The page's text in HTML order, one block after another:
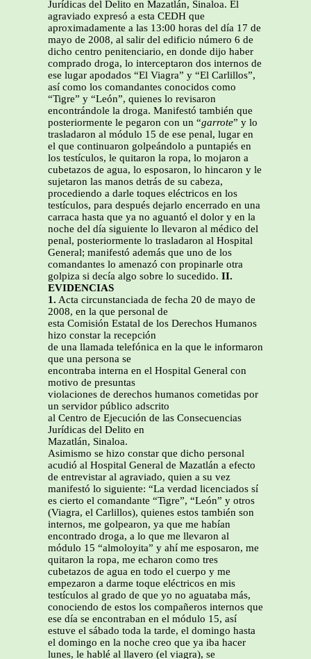
Jurídicas del Delito en Mazatlán, Sinaloa. El
agraviado expresó a esta CEDH que
aproximadamente a las 13:00 horas del día 17 de
mayo de 2008, al salir del edificio número 6 de
dicho centro penitenciario, en donde dijo haber
comprado droga, lo interceptaron dos internos de
ese lugar apodados “El Viagra” y “El Carlillos”,
así como los comandantes conocidos como
“Tigre” y “León”, quienes lo revisaron
encontrándole la droga. Manifestó también que
posteriormente le pegaron con un “garrote” y lo
trasladaron al módulo 15 de ese penal, lugar en
el que continuaron golpeándolo a puntapiés en
los testículos, le quitaron la ropa, lo mojaron a
cubetazos de agua, lo esposaron, lo hincaron y le
sujetaron las manos detrás de su cabeza,
procediendo a darle toques eléctricos en los
testículos, para después dejarlo encerrado en una
carraca hasta que ya no aguantó el dolor y en la
noche del día siguiente lo llevaron al médico del
penal, posteriormente lo trasladaron al Hospital
General; manifestó además que uno de los
comandantes lo amenazó con propinarle otra
golpiza si decía algo sobre lo sucedido. II.
EVIDENCIAS
1. Acta circunstanciada de fecha 20 de mayo de
2008, en la que personal de
esta Comisión Estatal de los Derechos Humanos
hizo constar la recepción
de una llamada telefónica en la que le informaron
que una persona se
encontraba interna en el Hospital General con
motivo de presuntas
violaciones de derechos humanos cometidas por
un servidor público adscrito
al Centro de Ejecución de las Consecuencias
Jurídicas del Delito en
Mazatlán, Sinaloa.
Asimismo se hizo constar que dicho personal
acudió al Hospital General de Mazatlán a efecto
de entrevistar al agraviado, quien a su vez
manifestó lo siguiente: “La verdad licenciados sí
es cierto el comandante “Tigre”, “León” y otros
(Viagra, el Carlillos), quienes estos también son
internos, me golpearon, ya que me habían
encontrado droga, a lo que me llevaron al
módulo 15 “almoloyita” y ahí me esposaron, me
quitaron la ropa, me echaron como tres
cubetazos de agua en todo el cuerpo y me
empezaron a darme toque eléctricos en mis
testículos al grado de que yo no aguataba más,
conociendo de estos los compañeros internos que
ese día se encontraban en el módulo 15, así
estuve el sábado toda la tarde, el domingo hasta
el domingo en la noche creo que ya iba hacer
lunes, le hablé al llavero (el viagra), se